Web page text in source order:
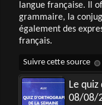
langue française. Il
grammaire, la
également des
français.
Le
08/08/